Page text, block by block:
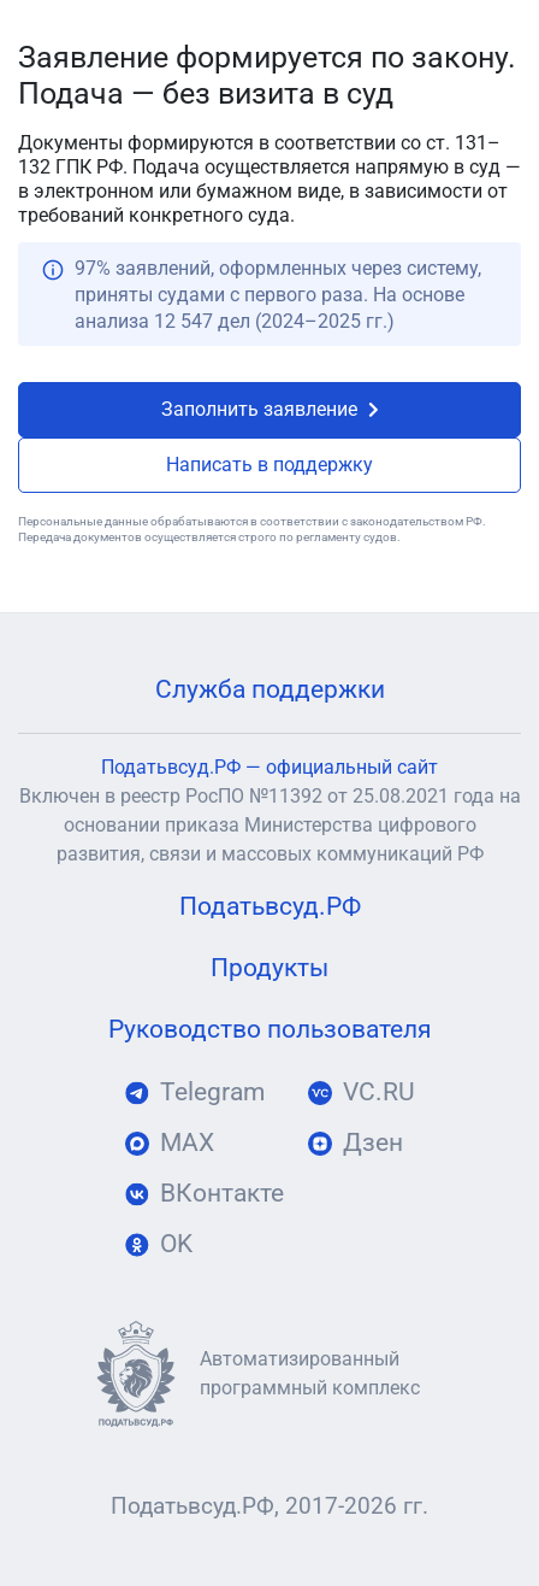
Заявление формируется по закону.
Подача — без визита в суд
Документы формируются в соответствии со ст. 131–
132 ГПК РФ. Подача осуществляется напрямую в суд —
в электронном или бумажном виде, в зависимости от
требований конкретного суда.
97% заявлений, оформленных через систему,
приняты судами с первого раза. На основе
анализа 12 547 дел (2024–2025 гг.)
Заполнить заявление
Написать в поддержку
Персональные данные обрабатываются в соответствии с законодательством РФ.
Передача документов осуществляется строго по регламенту судов.
Служба поддержки
Податьвсуд.РФ — официальный сайт
Включен в реестр РосПО №11392 от 25.08.2021 года на
основании приказа Министерства цифрового
развития, связи и массовых коммуникаций РФ
Податьвсуд.РФ
Продукты
Руководство пользователя
Telegram
MAX
ВКонтакте
OK
VC.RU
Дзен
Автоматизированный
программный комплекс
Податьвсуд.РФ, 2017-2026 гг.